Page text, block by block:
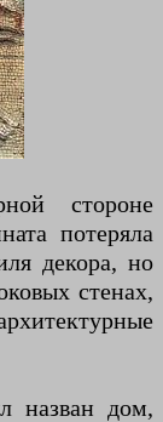
стороне
потеряла
декора, но
стенах,
назван дом,